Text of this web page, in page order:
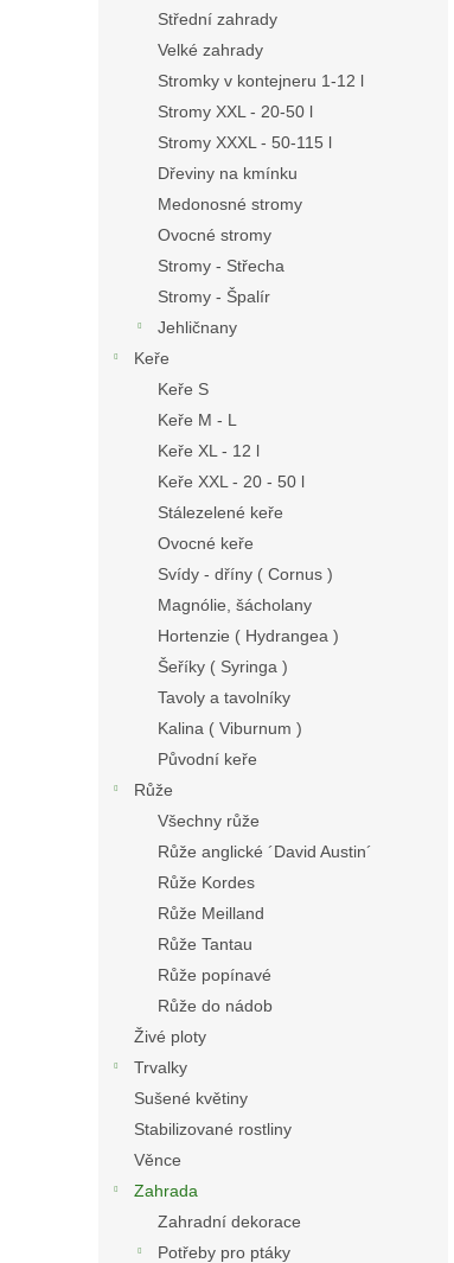
Střední zahrady
Velké zahrady
Stromky v kontejneru 1-12 l
Stromy XXL - 20-50 l
Stromy XXXL - 50-115 l
Dřeviny na kmínku
Medonosné stromy
Ovocné stromy
Stromy - Střecha
Stromy - Špalír
Jehličnany
Keře
Keře S
Keře M - L
Keře XL - 12 l
Keře XXL - 20 - 50 l
Stálezelené keře
Ovocné keře
Svídy - dříny ( Cornus )
Magnólie, šácholany
Hortenzie ( Hydrangea )
Šeříky ( Syringa )
Tavoly a tavolníky
Kalina ( Viburnum )
Původní keře
Růže
Všechny růže
Růže anglické ´David Austin´
Růže Kordes
Růže Meilland
Růže Tantau
Růže popínavé
Růže do nádob
Živé ploty
Trvalky
Sušené květiny
Stabilizované rostliny
Věnce
Zahrada
Zahradní dekorace
Potřeby pro ptáky